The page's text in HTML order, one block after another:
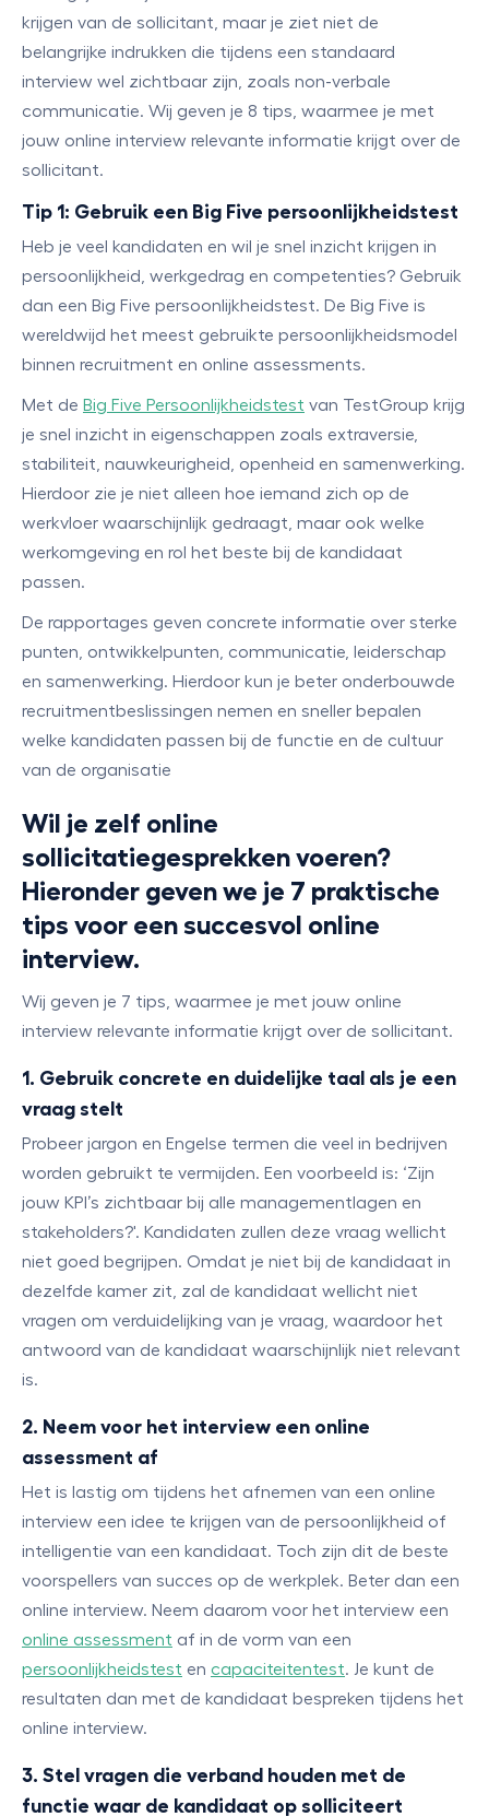
krijgen van de sollicitant, maar je ziet niet de
belangrijke indrukken die tijdens een standaard
interview wel zichtbaar zijn, zoals non-verbale
communicatie. Wij geven je 8 tips, waarmee je met
jouw online interview relevante informatie krijgt over de
sollicitant.
Tip 1: Gebruik een Big Five persoonlijkheidstest
Heb je veel kandidaten en wil je snel inzicht krijgen in
persoonlijkheid, werkgedrag en competenties? Gebruik
dan een Big Five persoonlijkheidstest. De Big Five is
wereldwijd het meest gebruikte persoonlijkheidsmodel
binnen recruitment en online assessments.
Met de Big Five Persoonlijkheidstest van TestGroup krijg
je snel inzicht in eigenschappen zoals extraversie,
stabiliteit, nauwkeurigheid, openheid en samenwerking.
Hierdoor zie je niet alleen hoe iemand zich op de
werkvloer waarschijnlijk gedraagt, maar ook welke
werkomgeving en rol het beste bij de kandidaat
passen.
De rapportages geven concrete informatie over sterke
punten, ontwikkelpunten, communicatie, leiderschap
en samenwerking. Hierdoor kun je beter onderbouwde
recruitmentbeslissingen nemen en sneller bepalen
welke kandidaten passen bij de functie en de cultuur
van de organisatie
Wil je zelf online
sollicitatiegesprekken voeren?
Hieronder geven we je 7 praktische
tips voor een succesvol online
interview.
Wij geven je 7 tips, waarmee je met jouw online
interview relevante informatie krijgt over de sollicitant.
1. Gebruik concrete en duidelijke taal als je een
vraag stelt
Probeer jargon en Engelse termen die veel in bedrijven
worden gebruikt te vermijden. Een voorbeeld is: ‘Zijn
jouw KPI’s zichtbaar bij alle managementlagen en
stakeholders?'. Kandidaten zullen deze vraag wellicht
niet goed begrijpen. Omdat je niet bij de kandidaat in
dezelfde kamer zit, zal de kandidaat wellicht niet
vragen om verduidelijking van je vraag, waardoor het
antwoord van de kandidaat waarschijnlijk niet relevant
is.
2. Neem voor het interview een online
assessment af
Het is lastig om tijdens het afnemen van een online
interview een idee te krijgen van de persoonlijkheid of
intelligentie van een kandidaat. Toch zijn dit de beste
voorspellers van succes op de werkplek. Beter dan een
online interview. Neem daarom voor het interview een
online assessment af in de vorm van een
persoonlijkheidstest en capaciteitentest. Je kunt de
resultaten dan met de kandidaat bespreken tijdens het
online interview.
3. Stel vragen die verband houden met de
functie waar de kandidaat op solliciteert